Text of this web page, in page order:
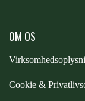
OM OS
Cookie &